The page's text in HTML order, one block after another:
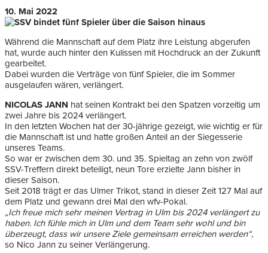
10. Mai 2022
Während die Mannschaft auf dem Platz ihre Leistung abgerufen
hat, wurde auch hinter den Kulissen mit Hochdruck an der Zukunft
gearbeitet.
Dabei wurden die Verträge von fünf Spieler, die im Sommer
ausgelaufen wären, verlängert.
NICOLAS JANN hat seinen Kontrakt bei den Spatzen vorzeitig um
zwei Jahre bis 2024 verlängert.
In den letzten Wochen hat der 30-jährige gezeigt, wie wichtig er für
die Mannschaft ist und hatte großen Anteil an der Siegesserie
unseres Teams.
So war er zwischen dem 30. und 35. Spieltag an zehn von zwölf
SSV-Treffern direkt beteiligt, neun Tore erzielte Jann bisher in
dieser Saison.
Seit 2018 trägt er das Ulmer Trikot, stand in dieser Zeit 127 Mal auf
dem Platz und gewann drei Mal den wfv-Pokal.
„Ich freue mich sehr meinen Vertrag in Ulm bis 2024 verlängert zu
haben. Ich fühle mich in Ulm und dem Team sehr wohl und bin
überzeugt, dass wir unsere Ziele gemeinsam erreichen werden“,
so Nico Jann zu seiner Verlängerung.